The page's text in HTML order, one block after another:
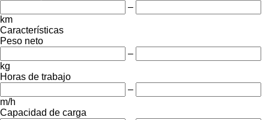
–
km
Características
Peso neto
–
kg
Horas de trabajo
–
m/h
Capacidad de carga